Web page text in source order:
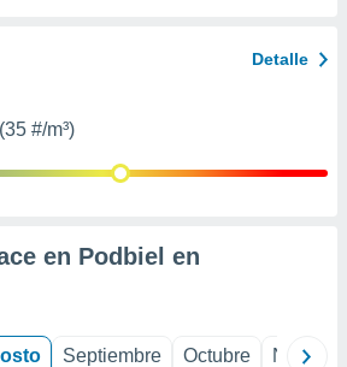
Detalle
#/m³)
en Podbiel en
Septiembre Octubre